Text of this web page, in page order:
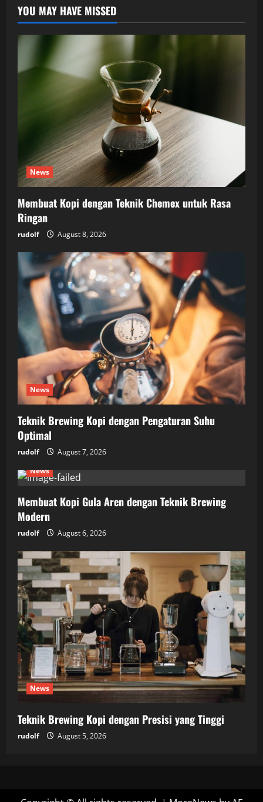
YOU MAY HAVE MISSED
News
Membuat Kopi dengan Teknik Chemex untuk Rasa
Ringan
rudolf August 8, 2026
News
Teknik Brewing Kopi dengan Pengaturan Suhu
Optimal
rudolf
August 7, 2026
News
Membuat Kopi Gula Aren dengan Teknik Brewing
Modern
rudolf August 6, 2026
News
Teknik Brewing Kopi dengan Presisi yang Tinggi
rudolf August 5, 2026